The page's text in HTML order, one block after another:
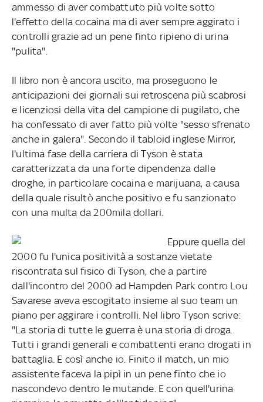
ammesso di aver combattuto più volte sotto
l'effetto della cocaina ma di aver sempre aggirato i
controlli grazie ad un pene finto ripieno di urina
"pulita".
Il libro non è ancora uscito, ma proseguono le
anticipazioni dei giornali sui retroscena più scabrosi
e licenziosi della vita del campione di pugilato, che
ha confessato di aver fatto più volte "sesso sfrenato
anche in galera". Secondo il tabloid inglese Mirror,
l'ultima fase della carriera di Tyson è stata
caratterizzata da una forte dipendenza dalle
droghe, in particolare cocaina e marijuana, a causa
della quale risultò anche positivo e fu sanzionato
con una multa da 200mila dollari.
Eppure quella del
2000 fu l'unica positività a sostanze vietate
riscontrata sul fisico di Tyson, che a partire
dall'incontro del 2000 ad Hampden Park contro Lou
Savarese aveva escogitato insieme al suo team un
piano per aggirare i controlli. Nel libro Tyson scrive:
"La storia di tutte le guerra è una storia di droga.
Tutti i grandi generali e combattenti erano drogati in
battaglia. E così anche io. Finito il match, un mio
assistente faceva la pipì in un pene finto che io
nascondevo dentro le mutande. E con quell'urina